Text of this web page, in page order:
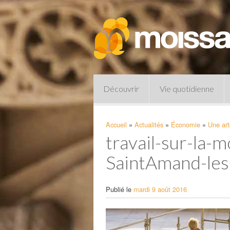
Découvrir Vie quotidienne
Pharmacies de garde
Accueil » Actualités » Économie » Une
travail-sur-la-
SaintAmand-
Publié le mardi 9 août 2016